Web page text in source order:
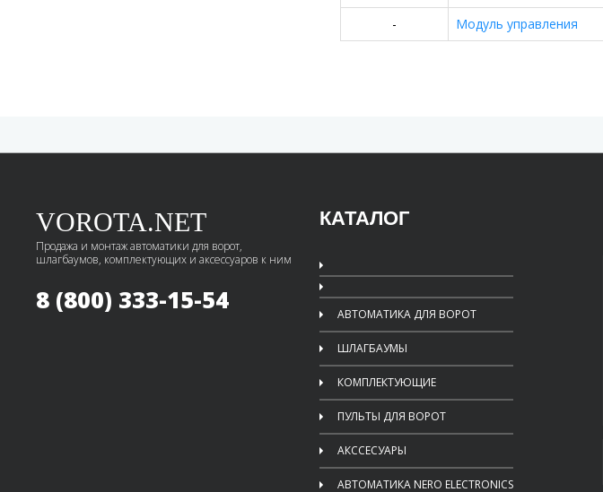
-
Модуль управления
VOROTA.NET
Продажа и монтаж автоматики для ворот,
шлагбаумов, комплектующих и аксессуаров к ним
8 (800) 333-15-54
КАТАЛОГ
АВТОМАТИКА ДЛЯ ВОРОТ
ШЛАГБАУМЫ
КОМПЛЕКТУЮЩИЕ
ПУЛЬТЫ ДЛЯ ВОРОТ
АКССЕСУАРЫ
АВТОМАТИКА NERO ELECTRONICS